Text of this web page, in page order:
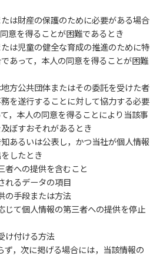
は財産の保護のために必要がある場合
意を得ることが困難であるとき
は児童の健全な育成の推進のために特
あって，本人の同意を得ることが困難
方公共団体またはその委託を受けた者
を遂行することに対して協力する必要
，本人の同意を得ることにより当該事
ぼすおそれがあるとき
あるいは公表し，かつ当社が個人情報
したとき
者への提供を含むこと
れるデータの項目
の手段または方法
じて個人情報の第三者への提供を停止
け付ける方法
ず，次に掲げる場合には，当該情報の